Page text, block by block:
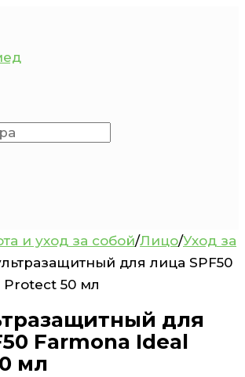
и уход за собой/Лицо/Уход за
для лица SPF50
Protect 50 мл
для
Farmona Ideal
мл